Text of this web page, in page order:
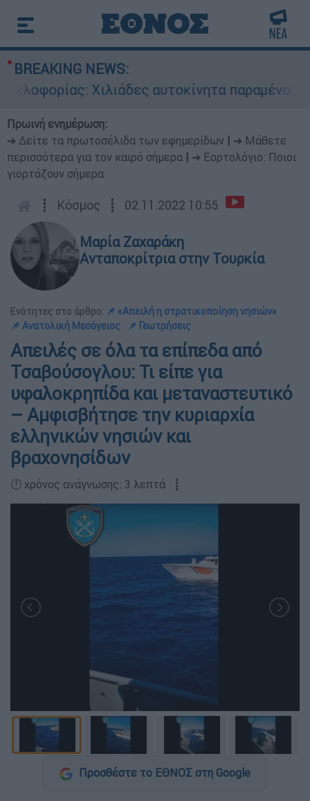
BREAKING NEWS:
Χιλιάδες αυτοκίνητα παραμένουν
Πρωινή ενημέρωση:
➔ Δείτε τα πρωτοσέλιδα των εφημερίδων
➔ Μάθετε
περισσότερα για τον καιρό σήμερα
➔ Εορτολόγιο: Ποιοι
γιορτάζουν σήμερα
┋ Κόσμος ┋ 02.11.2022 10:55
Μαρία Ζαχαράκη
Ανταποκρίτρια στην Τουρκία
Ενότητες στο άρθρο: 📌 «Απειλή η στρατικοποίηση νησιών»
📌 Ανατολική Μεσόγειος
📌 Γεωτρήσεις
Απειλές σε όλα τα επίπεδα από
Τσαβούσογλου: Τι είπε για
υφαλοκρηπίδα και μεταναστευτικό
– Αμφισβήτησε την κυριαρχία
ελληνικών νησιών και
βραχονησίδων
🕛 χρόνος ανάγνωσης: 3 λεπτά ┋
Προσθέστε το ΕΘΝΟΣ στη Google